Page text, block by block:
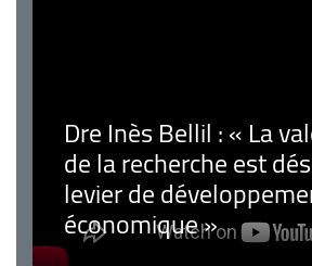
Dre Inès Bellil : « La
de la recherche est
levier de
économique »